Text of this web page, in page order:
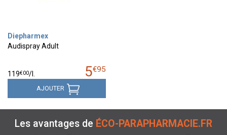
Diepharmex
Audispray Adult
5€95
119€00/
AJOUTER
Les avantages de ÉCO-PARAPHARMACIE.FR